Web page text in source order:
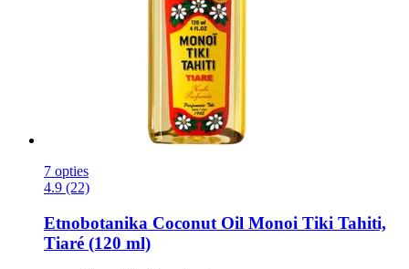
7 opties
4.9 (22)
Etnobotanika Coconut Oil Monoi Tiki Tahiti,
Tiaré (120 ml)